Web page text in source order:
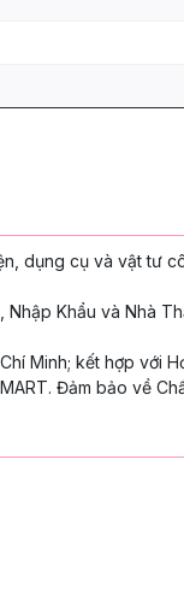
dụng cụ và vật tư
Nhập Khẩu và Nhà
Minh; kết hợp với
Đảm bảo về